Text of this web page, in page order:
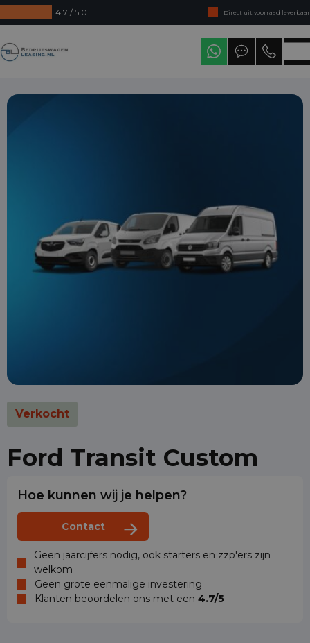
4.7 / 5.0
Direct uit voorraad leverbaar
Levering in heel Nederland
Verkocht
Ford Transit Custom
Hoe kunnen wij je helpen?
Contact
Geen jaarcijfers nodig, ook starters en zzp'ers zijn
welkom
Geen grote eenmalige investering
Klanten beoordelen ons met een 4.7/5